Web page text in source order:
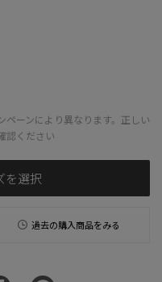
ーンにより異なります。正しい
認ください
を選択
過去の購入商品をみる